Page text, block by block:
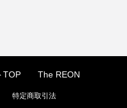
TOP The REON
特定商取引法